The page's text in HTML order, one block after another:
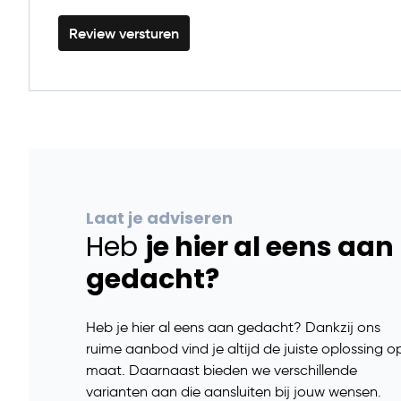
Review versturen
Laat je adviseren
Heb je hier al eens aan
gedacht?
Heb je hier al eens aan gedacht? Dankzij ons
ruime aanbod vind je altijd de juiste oplossing
maat. Daarnaast bieden we verschillende
varianten aan die aansluiten bij jouw wensen.